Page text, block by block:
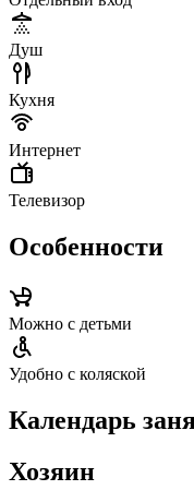
Душ
Кухня
Интернет
Телевизор
Особенности
Можно с детьми
Удобно с коляской
Календарь
Хозяин